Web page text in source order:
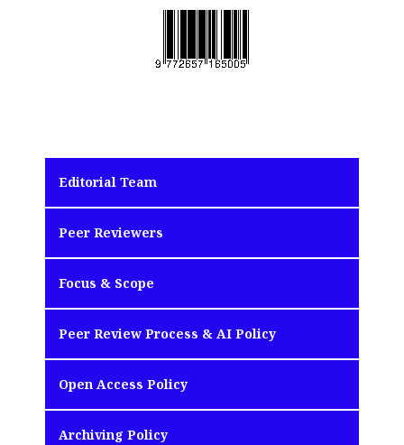
Editorial Team
Peer Reviewers
Focus & Scope
Peer Review Process & AI Policy
Open Access Policy
Archiving Policy